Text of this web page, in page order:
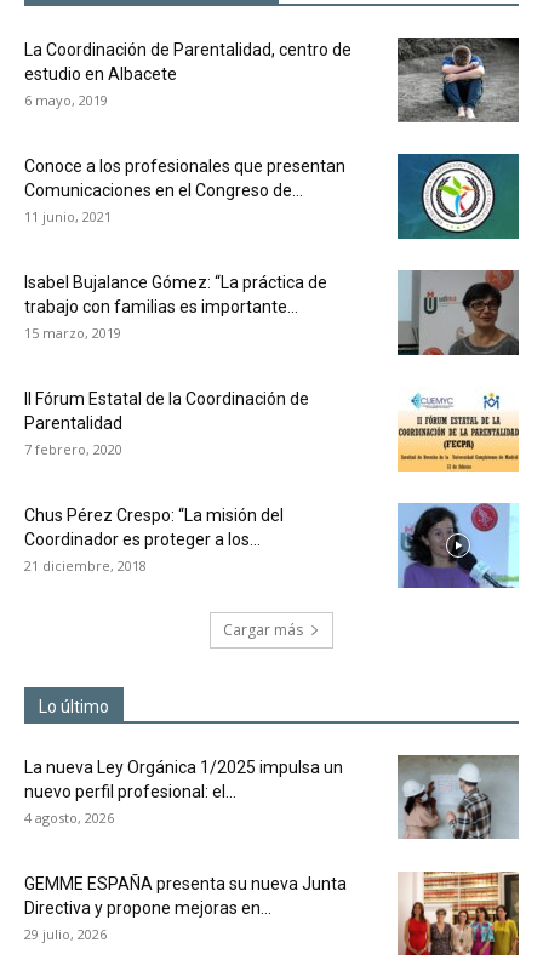
La Coordinación de Parentalidad, centro de
estudio en Albacete
6 mayo, 2019
Conoce a los profesionales que presentan
Comunicaciones en el Congreso de...
11 junio, 2021
Isabel Bujalance Gómez: “La práctica de
trabajo con familias es importante...
15 marzo, 2019
II Fórum Estatal de la Coordinación de
Parentalidad
7 febrero, 2020
Chus Pérez Crespo: “La misión del
Coordinador es proteger a los...
21 diciembre, 2018
Cargar más
Lo último
La nueva Ley Orgánica 1/2025 impulsa un
nuevo perfil profesional: el...
4 agosto, 2026
GEMME ESPAÑA presenta su nueva Junta
Directiva y propone mejoras en...
29 julio, 2026